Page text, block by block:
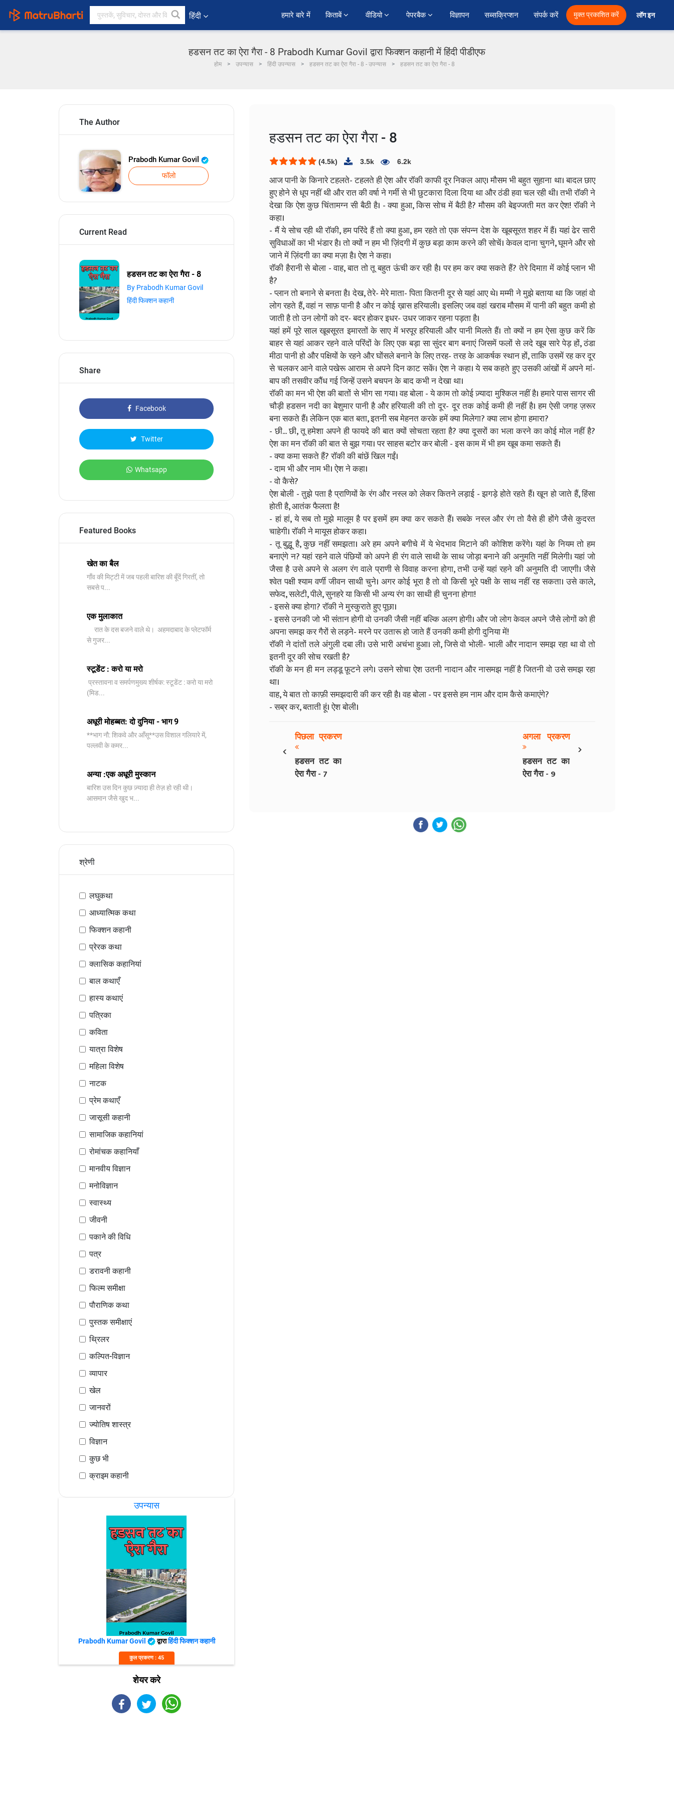
हिंदी हमारे बारे में किताबें वीडियो पेपरबैक विज्ञापन सब्सक्रिप्शन संपर्क करें मुक्त प्रकाशित करें लॉग इन
हडसन तट का ऐरा गैरा - 8 Prabodh Kumar Govil द्वारा फिक्शन कहानी में हिंदी पीडीएफ
होम उपन्यास हिंदी उपन्यास हडसन तट का ऐरा गैरा - 8 - उपन्यास हडसन तट का ऐरा गैरा - 8
The Author
Prabodh Kumar Govil
फॉलो
Current Read
हडसन तट का ऐरा गैरा - 8
By Prabodh Kumar Govil
हिंदी फिक्शन कहानी
Share
Facebook
Twitter
Whatsapp
Featured Books
खेत का बैल
गाँव की मिट्टी में जब पहली बारिश की बूँदें गिरतीं, तो
सबसे प...
एक मुलाकात
रात के दस बजने वाले थे। अहमदाबाद के प्लेटफॉर्म
से गुजर...
स्टूडेंट : करो या मरो
प्रस्तावना व समर्पणमुख्य शीर्षक: स्टूडेंट : करो या मरो
(मिड...
अधूरी मोहब्बत: दो दुनिया - भाग 9
**भाग नौ: शिकवे और आँसू**उस विशाल गलियारे में,
पल्लवी के कमर...
अन्या :एक अधूरी मुस्कान
बारिश उस दिन कुछ ज़्यादा ही तेज़ हो रही थी।
आसमान जैसे खुद भ...
श्रेणी
लघुकथा
आध्यात्मिक कथा
फिक्शन कहानी
प्रेरक कथा
क्लासिक कहानियां
बाल कथाएँ
हास्य कथाएं
पत्रिका
कविता
यात्रा विशेष
महिला विशेष
नाटक
प्रेम कथाएँ
जासूसी कहानी
सामाजिक कहानियां
रोमांचक कहानियाँ
मानवीय विज्ञान
मनोविज्ञान
स्वास्थ्य
जीवनी
पकाने की विधि
पत्र
डरावनी कहानी
फिल्म समीक्षा
पौराणिक कथा
पुस्तक समीक्षाएं
थ्रिलर
कल्पित-विज्ञान
व्यापार
खेल
जानवरों
ज्योतिष शास्त्र
विज्ञान
कुछ भी
क्राइम कहानी
उपन्यास
Prabodh Kumar Govil द्वाराहिंदी फिक्शन कहानी
कुल प्रकरण : 45
शेयर करे
हडसन तट का ऐरा गैरा - 8
(4.5k) 3.5k 6.2k
आज पानी के किनारे टहलते- टहलते ही ऐश और रॉकी काफी दूर निकल आए। मौसम भी बहुत सुहाना था। बादल छाए
हुए होने से धूप नहीं थी और रात की वर्षा ने गर्मी से भी छुटकारा दिला दिया था और ठंडी हवा चल रही थी।तभी रॉकी ने
देखा कि ऐश कुछ चिंतामग्न सी बैठी है। - क्या हुआ, किस सोच में बैठी है? मौसम की बेइज्जती मत कर ऐश! रॉकी ने
कहा।
- मैं ये सोच रही थी रॉकी, हम परिंदे हैं तो क्या हुआ, हम रहते तो एक संपन्न देश के खूबसूरत शहर में हैं। यहां ढेर सारी
सुविधाओं का भी भंडार है। तो क्यों न हम भी ज़िंदगी में कुछ बड़ा काम करने की सोचें। केवल दाना चुगने, घूमने और सो
जाने में ज़िंदगी का क्या मज़ा है। ऐश ने कहा।
रॉकी हैरानी से बोला - वाह, बात तो तू बहुत ऊंची कर रही है। पर हम कर क्या सकते हैं? तेरे दिमाग़ में कोई प्लान भी
है?
- प्लान तो बनाने से बनता है। देख, तेरे- मेरे माता- पिता कितनी दूर से यहां आए थे। मम्मी ने मुझे बताया था कि जहां वो
लोग रहते हैं, वहां न साफ़ पानी है और न कोई ख़ास हरियाली। इसलिए जब वहां खराब मौसम में पानी की बहुत कमी हो
जाती है तो उन लोगों को दर- बदर होकर इधर- उधर जाकर रहना पड़ता है।
यहां हमें पूरे साल खूबसूरत इमारतों के साए में भरपूर हरियाली और पानी मिलते हैं। तो क्यों न हम ऐसा कुछ करें कि
बाहर से यहां आकर रहने वाले परिंदों के लिए एक बड़ा सा सुंदर बाग बनाएं जिसमें फलों से लदे खूब सारे पेड़ हों, ठंडा
मीठा पानी हो और पक्षियों के रहने और घोंसले बनाने के लिए तरह- तरह के आकर्षक स्थान हों, ताकि उसमें रह कर दूर
से चलकर आने वाले पखेरू आराम से अपने दिन काट सकें। ऐश ने कहा। ये सब कहते हुए उसकी आंखों में अपने मां-
बाप की तसवीर कौंध गई जिन्हें उसने बचपन के बाद कभी न देखा था।
रॉकी का मन भी ऐश की बातों से भीग सा गया। वह बोला - ये काम तो कोई ज़्यादा मुश्किल नहीं है। हमारे पास सागर सी
चौड़ी हडसन नदी का बेशुमार पानी है और हरियाली की तो दूर- दूर तक कोई कमी ही नहीं है। हम ऐसी जगह ज़रूर
बना सकते हैं। लेकिन एक बात बता, इतनी सब मेहनत करके हमें क्या मिलेगा? क्या लाभ होगा हमारा?
- छी... छी, तू हमेशा अपने ही फायदे की बात क्यों सोचता रहता है? क्या दूसरों का भला करने का कोई मोल नहीं है?
ऐश का मन रॉकी की बात से बुझ गया। पर साहस बटोर कर बोली - इस काम में भी हम खूब कमा सकते हैं।
- क्या कमा सकते हैं? रॉकी की बांछें खिल गईं।
- दाम भी और नाम भी। ऐश ने कहा।
- वो कैसे?
ऐश बोली - तुझे पता है प्राणियों के रंग और नस्ल को लेकर कितने लड़ाई - झगड़े होते रहते हैं। खून हो जाते हैं, हिंसा
होती है, आतंक फैलता है!
- हां हां, ये सब तो मुझे मालूम है पर इसमें हम क्या कर सकते हैं। सबके नस्ल और रंग तो वैसे ही होंगे जैसे कुदरत
चाहेगी। रॉकी ने मायूस होकर कहा।
- तू बुद्धू है, कुछ नहीं समझता। अरे हम अपने बगीचे में ये भेदभाव मिटाने की कोशिश करेंगे। यहां के नियम तो हम
बनाएंगे न? यहां रहने वाले पंछियों को अपने ही रंग वाले साथी के साथ जोड़ा बनाने की अनुमति नहीं मिलेगी। यहां जो
जैसा है उसे अपने से अलग रंग वाले प्राणी से विवाह करना होगा, तभी उन्हें यहां रहने की अनुमति दी जाएगी। जैसे
श्वेत पक्षी श्याम वर्णी जीवन साथी चुने। अगर कोई भूरा है तो वो किसी भूरे पक्षी के साथ नहीं रह सकता। उसे काले,
सफेद, सलेटी, पीले, सुनहरे या किसी भी अन्य रंग का साथी ही चुनना होगा!
- इससे क्या होगा? रॉकी ने मुस्कुराते हुए पूछा।
- इससे उनकी जो भी संतान होगी वो उनकी जैसी नहीं बल्कि अलग होगी। और जो लोग केवल अपने जैसे लोगों को ही
अपना समझ कर गैरों से लड़ने- मरने पर उतारू हो जाते हैं उनकी कमी होगी दुनिया में!
रॉकी ने दांतों तले अंगुली दबा ली। उसे भारी अचंभा हुआ। लो, जिसे वो भोली- भाली और नादान समझ रहा था वो तो
इतनी दूर की सोच रखती है?
रॉकी के मन ही मन लड्डू फ़ूटने लगे। उसने सोचा ऐश उतनी नादान और नासमझ नहीं है जितनी वो उसे समझ रहा
था।
वाह, ये बात तो काफ़ी समझदारी की कर रही है। वह बोला - पर इससे हम नाम और दाम कैसे कमाएंगे?
- सब्र कर, बताती हूं। ऐश बोली।
‹
पिछला प्रकरण
हडसन तट का
ऐरा गैरा - 7
›
अगला प्रकरण
हडसन तट का
ऐरा गैरा - 9